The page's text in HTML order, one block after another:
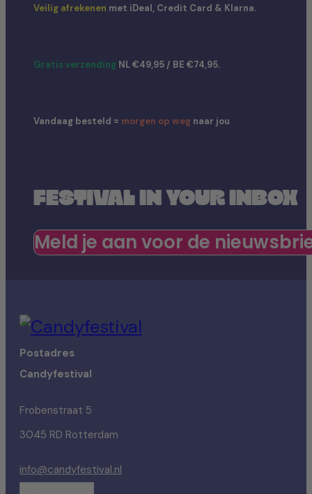
Veilig afrekenen met iDeal, Credit Card & Klarna.
Gratis verzending NL €49,95 / BE €74,95.
Vandaag besteld = morgen op weg naar jou
FESTIVAL IN YOUR INBOX
Meld je aan voor de
Postadres
Candyfestival
Frobenstraat 5
3045 RD Rotterdam
info@candyfestival.nl